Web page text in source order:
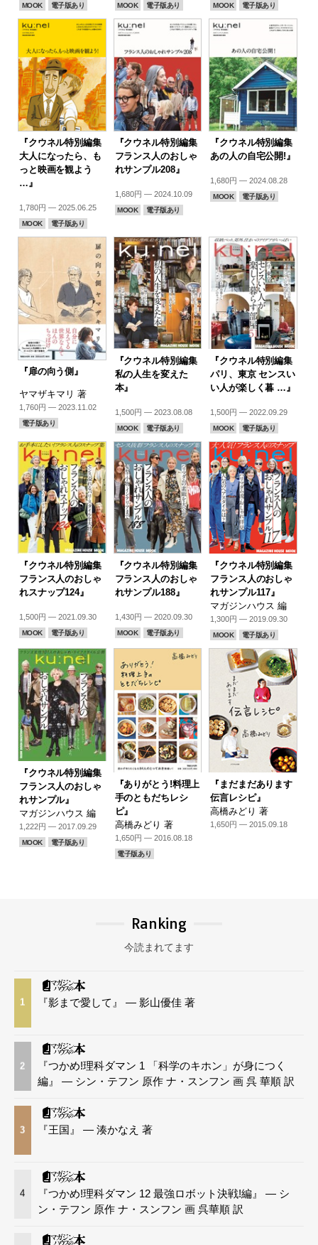
MOOK 電子版あり MOOK 電子版あり MOOK 電子版あり
『クウネル特別編集
大人になったら、も
っと映画を観よう
…』
1,780円 — 2025.06.25
MOOK 電子版あり
『クウネル特別編集
フランス人のおしゃ
れサンプル208』
1,680円 — 2024.10.09
MOOK 電子版あり
『クウネル特別編集
あの人の自宅公開!』
1,680円 — 2024.08.28
MOOK 電子版あり
『扉の向う側』
ヤマザキマリ 著
1,760円 — 2023.11.02
電子版あり
『クウネル特別編集
私の人生を変えた
本』
1,500円 — 2023.08.08
MOOK 電子版あり
『クウネル特別編集
パリ、東京 センスい
い人が楽しく暮 …』
1,500円 — 2022.09.29
MOOK 電子版あり
『クウネル特別編集
フランス人のおしゃ
れスナップ124』
1,500円 — 2021.09.30
MOOK 電子版あり
『クウネル特別編集
フランス人のおしゃ
れサンプル188』
1,430円 — 2020.09.30
MOOK 電子版あり
『クウネル特別編集
フランス人のおしゃ
れサンプル117』
マガジンハウス 編
1,300円 — 2019.09.30
MOOK 電子版あり
『クウネル特別編集
フランス人のおしゃ
れサンプル』
マガジンハウス 編
1,222円 — 2017.09.29
MOOK 電子版あり
『ありがとう!料理上
手のともだちレシ
ピ』
高橋みどり 著
1,650円 — 2016.08.18
電子版あり
『まだまだあります
伝言レシピ』
高橋みどり 著
1,650円 — 2015.09.18
Ranking
今読まれてます
1 『影まで愛して』 — 影山優佳 著
2
『つかめ!理科ダマン 1 「科学のキホン」が身につく
編』 — シン・テフン 原作 ナ・スンフン 画 呉 華順 訳
3 『王国』 — 湊かなえ 著
4
『つかめ!理科ダマン 12 最強ロボット決戦!編』 — シ
ン・テフン 原作 ナ・スンフン 画 呉華順 訳